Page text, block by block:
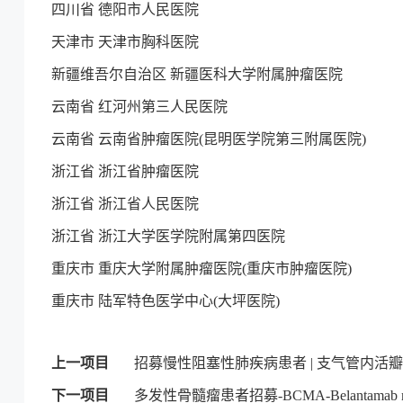
四川省 德阳市人民医院
天津市 天津市胸科医院
新疆维吾尔自治区 新疆医科大学附属肿瘤医院
云南省 红河州第三人民医院
云南省 云南省肿瘤医院(昆明医学院第三附属医院)
浙江省 浙江省肿瘤医院
浙江省 浙江省人民医院
浙江省 浙江大学医学院附属第四医院
重庆市 重庆大学附属肿瘤医院(重庆市肿瘤医院)
重庆市 陆军特色医学中心(大坪医院)
上一项目 招募慢性阻塞性肺疾病患者 | 支气管内活瓣
下一项目 多发性骨髓瘤患者招募-BCMA-Belantamab